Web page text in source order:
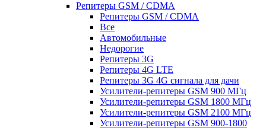
Репитеры GSM / CDMA
Репитеры GSM / CDMA
Все
Автомобильные
Недорогие
Репитеры 3G
Репитеры 4G LTE
Репитеры 3G 4G сигнала для дачи
Усилители-репитеры GSM 900 МГц
Усилители-репитеры GSM 1800 МГц
Усилители-репитеры GSM 2100 МГц
Усилители-репитеры GSM 900-1800